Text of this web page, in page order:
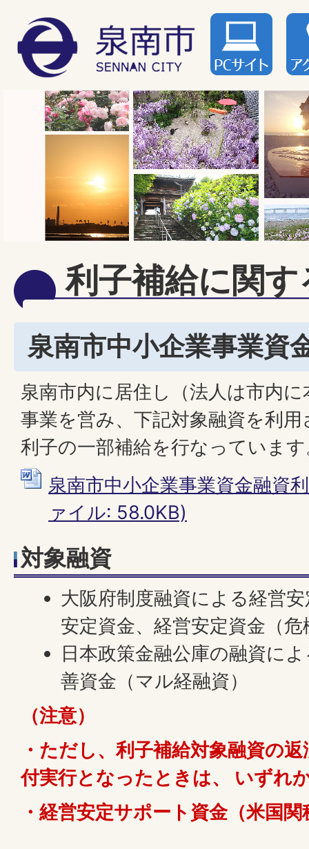
利子補給に関す
泉南市中小企業事業資
泉南市内に居住し（法人は市内
事業を営み、下記対象融資を利
利子の一部補給を行なっていま
泉南市中小企業事業資金融資
ァイル: 58.0KB)
対象融資
大阪府制度融資による経営
安定資金、経営安定資金（
日本政策金融公庫の融資に
善資金（マル経融資）
（注意）
・ただし、利子補給対象融資の
付実行となったときは、 いずれ
・経営安定サポート資金（米国